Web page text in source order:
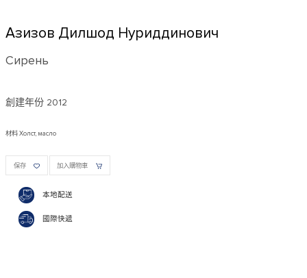
Азизов Дилшод Нуриддинович
Сирень
創建年份 2012
材料 Холст, масло
保存 加入購物車
本地配送
國際快遞